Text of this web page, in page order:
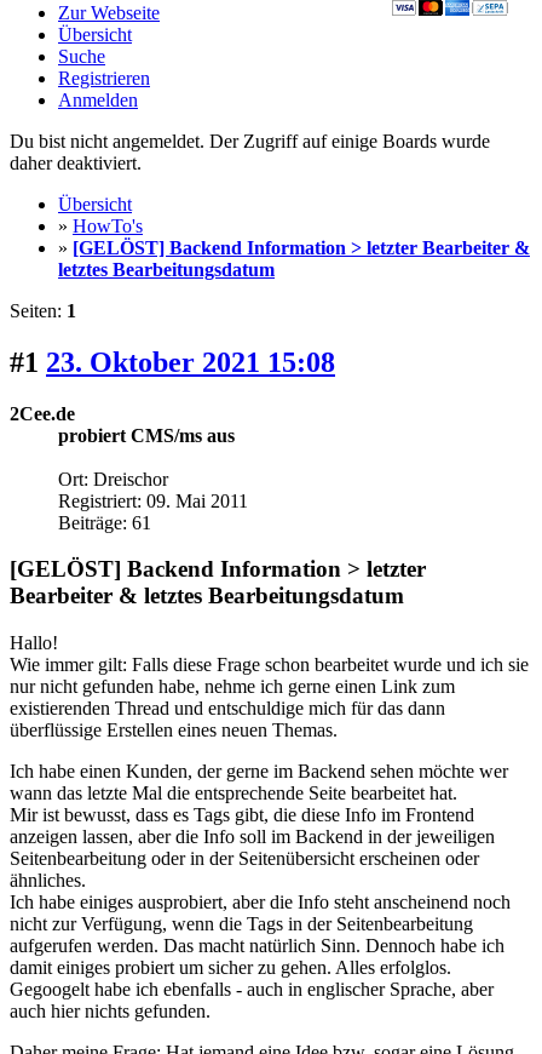
Zur Webseite
Übersicht
Suche
Registrieren
Anmelden
Du bist nicht angemeldet. Der Zugriff auf einige Boards wurde
daher deaktiviert.
Übersicht
» HowTo's
» [GELÖST] Backend Information > letzter Bearbeiter &
letztes Bearbeitungsdatum
Seiten: 1
#1 23. Oktober 2021 15:08
2Cee.de
probiert CMS/ms aus
Ort: Dreischor
Registriert: 09. Mai 2011
Beiträge: 61
[GELÖST] Backend Information > letzter
Bearbeiter & letztes Bearbeitungsdatum
Hallo!
Wie immer gilt: Falls diese Frage schon bearbeitet wurde und ich sie
nur nicht gefunden habe, nehme ich gerne einen Link zum
existierenden Thread und entschuldige mich für das dann
überflüssige Erstellen eines neuen Themas.
Ich habe einen Kunden, der gerne im Backend sehen möchte wer
wann das letzte Mal die entsprechende Seite bearbeitet hat.
Mir ist bewusst, dass es Tags gibt, die diese Info im Frontend
anzeigen lassen, aber die Info soll im Backend in der jeweiligen
Seitenbearbeitung oder in der Seitenübersicht erscheinen oder
ähnliches.
Ich habe einiges ausprobiert, aber die Info steht anscheinend noch
nicht zur Verfügung, wenn die Tags in der Seitenbearbeitung
aufgerufen werden. Das macht natürlich Sinn. Dennoch habe ich
damit einiges probiert um sicher zu gehen. Alles erfolglos.
Gegoogelt habe ich ebenfalls - auch in englischer Sprache, aber
auch hier nichts gefunden.